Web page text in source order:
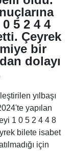
5 2 4 4
Çeyrek
bir
dolayı
yılbaşı
yapılan
1 0 5 2 4 4 8
bilete isabet
için